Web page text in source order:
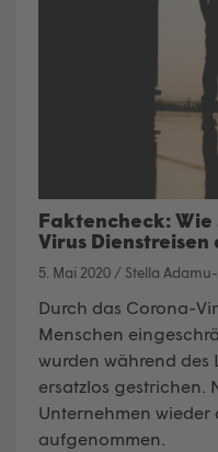
Faktencheck:
Virus Dienstreisen
5. Mai 2020 / Stella
Durch das Corona-
Menschen
wurden während des
ersatzlos gestrichen.
Unternehmen
aufgenommen.